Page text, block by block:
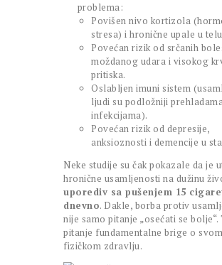
problema:
Povišen nivo kortizola
stresa) i hronične upale u
Povećan rizik od srčanih
moždanog udara i visokog
pritiska.
Oslabljen imuni sistem
ljudi su podložniji
infekcijama).
Povećan rizik od depresije,
anksioznosti i demencije u
Neke studije su čak pokazale da je
hronične usamljenosti na dužinu
uporediv sa pušenjem 15
dnevno. Dakle, borba protiv
nije samo pitanje „osećati se bolje“.
pitanje fundamentalne brige o svom
fizičkom zdravlju.